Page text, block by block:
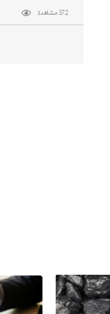
372 مشاهدة